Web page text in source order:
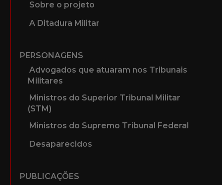
Sobre o projeto
A Ditadura Militar
PERSONAGENS
Advogados que atuaram nos Tribunais
Militares
Ministros do Superior Tribunal Militar
(STM)
Ministros do Supremo Tribunal Federal
Desaparecidos
PUBLICAÇÕES